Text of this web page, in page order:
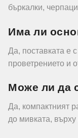
бъркалки,
Има ли
Да, поставката е
проветрението и
Може ли да
Да, компактният
до мивката,